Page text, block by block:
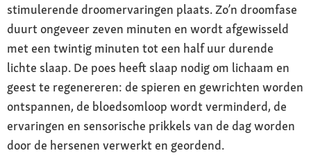
stimulerende droomervaringen plaats. Zo’n droomfase
duurt ongeveer zeven minuten en wordt afgewisseld
met een twintig minuten tot een half uur durende
lichte slaap. De poes heeft slaap nodig om lichaam en
geest te regenereren: de spieren en gewrichten worden
ontspannen, de bloedsomloop wordt verminderd, de
ervaringen en sensorische prikkels van de dag worden
door de hersenen verwerkt en geordend.